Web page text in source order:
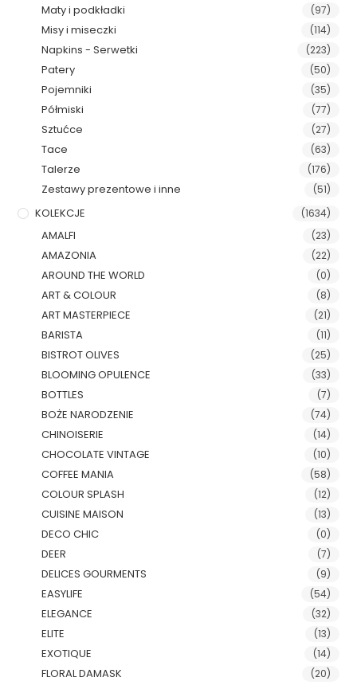
Maty i podkładki (97)
Misy i miseczki (114)
Napkins - Serwetki (223)
Patery (50)
Pojemniki (35)
Półmiski (77)
Sztućce (27)
Tace (63)
Talerze (176)
Zestawy prezentowe i inne (51)
KOLEKCJE (1634)
AMALFI (23)
AMAZONIA (22)
AROUND THE WORLD (0)
ART & COLOUR (8)
ART MASTERPIECE (21)
BARISTA (11)
BISTROT OLIVES (25)
BLOOMING OPULENCE (33)
BOTTLES (7)
BOŻE NARODZENIE (74)
CHINOISERIE (14)
CHOCOLATE VINTAGE (10)
COFFEE MANIA (58)
COLOUR SPLASH (12)
CUISINE MAISON (13)
DECO CHIC (0)
DEER (7)
DELICES GOURMENTS (9)
EASYLIFE (54)
ELEGANCE (32)
ELITE (13)
EXOTIQUE (14)
FLORAL DAMASK (20)